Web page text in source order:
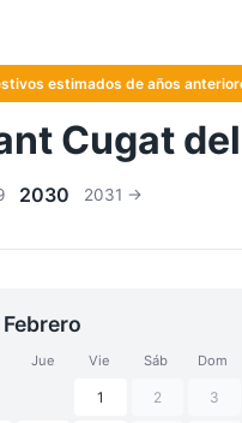
estimados de años
Cugat
2030 2031 →
Febrero
Jue Vie Sáb Dom
1 2 3